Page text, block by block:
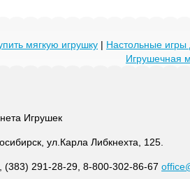
мягкую игрушку | Настольные игры
Игрушечная
Игрушек
ул.Карла Либкнехта, 125.
(383) 291-28-29, 8-800-302-86-67